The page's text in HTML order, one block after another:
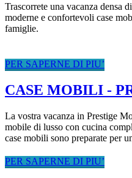
Trascorrete una vacanza densa
moderne e confortevoli case
famiglie.
PER SAPERNE DI PIU’
CASE MOBILI -
La vostra vacanza in Prestige
mobile di lusso con cucina
case mobili sono preparate per
PER SAPERNE DI PIU’